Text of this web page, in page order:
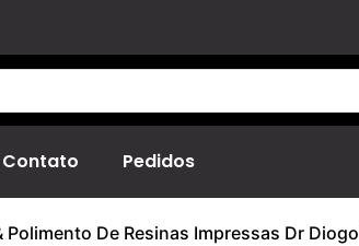
Contato Pedidos
Polimento De Resinas Impressas Dr